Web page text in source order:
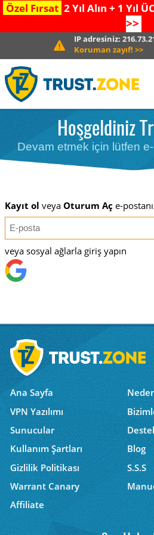
Özel Fırsat 2 Yıl Alın + 1 Yıl
>>
IP adresiniz:
Koruman zayıf! >>
Hoşgeldiniz
Devam etmek için lütfen
Kayıt ol veya Oturum Aç e-
veya sosyal ağlarla giriş yapın
Ana Sayfa
VPN Yazılımı
Sunucular
Kullanım Şartları
Blog
Gizlilik Politikası
S.S.S
Warrant Canary
Affiliate